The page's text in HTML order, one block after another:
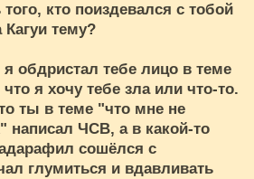
кто поиздевался с тобой
тему?
обдристал тебе лицо в теме
я хочу тебе зла или что-то.
ты в теме "что мне не
написал ЧСВ, а в какой-то
сошёлся с
глумиться и вдавливать